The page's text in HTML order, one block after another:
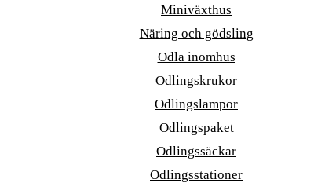
Miniväxthus
Näring och gödsling
Odla inomhus
Odlingskrukor
Odlingslampor
Odlingspaket
Odlingssäckar
Odlingsstationer